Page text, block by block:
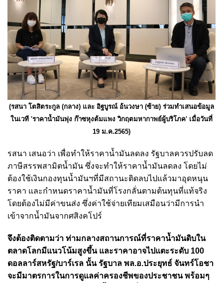
(รสนา โตสิตระกูล (กลาง) และ อิฐบูรณ์ อ้นวงษา (ซ้าย) ร่วมทำเสนอข้อมูล
ในเวที 'ราคาน้ำมันพุ่ง ก๊าซหุงต้มแพง วิกฤตมหากาพย์ผู้บริโภค' เมื่อวันที่
19 ม.ค.2565)
รสนา เสนอว่า เพื่อทำให้ราคาน้ำมันลดลง รัฐบาลควรปรับลด
ภาษีสรรพสามิตน้ำมัน ซึ่งจะทำให้ราคาน้ำมันลดลง โดยไม่
ต้องใช้เงินกองทุนน้ำมันฯที่มีสถานะติดลบไปแล้วมาอุดหนุน
ราคา และกำหนดราคาน้ำมันที่โรงกลั่นตามต้นทุนที่แท้จริง
โดยต้องไม่มีค่าขนส่ง ซึ่งค่าใช้จ่ายเทียมเสมือนว่ามีการนำ
เข้าจากน้ำมันจากศสิงคโปร์
จึงต้องติดตามว่า ท่ามกลางสถานการณ์ที่ราคาน้ำมันดิบใน
ตลาดโลกมีแนวโน้มสูงขึ้น และราคาอาจไปแตะระดับ 100
ดอลลาร์สหรัฐ/บาร์เรล นั้น รัฐบาล พล.อ.ประยุทธ์ จันทร์โอชา
จะมีมาตรการในการดูแลค่าครองชีพของประชาชน พร้อมๆ